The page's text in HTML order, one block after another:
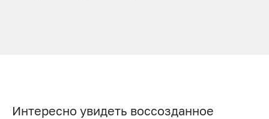
Интересно увидеть воссозданное